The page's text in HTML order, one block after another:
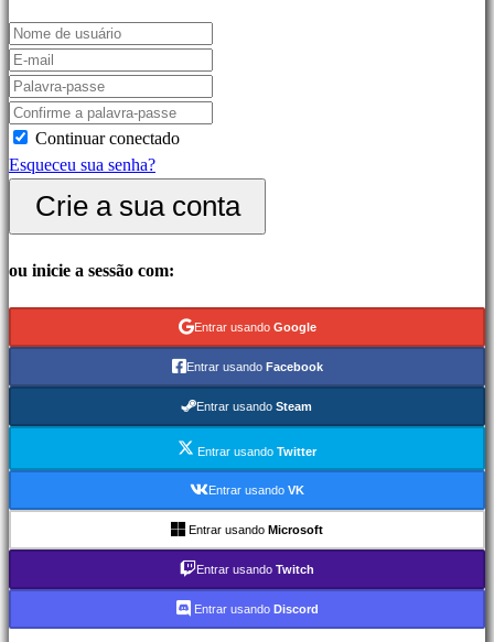
Jogos
Jogos
indie
Jogos
de
Jogos
puzzle
luta
Eventos
Noticias
Continuar conectado
Esqueceu sua senha?
Crie a sua conta
ou inicie a sessão com:
Entrar usando Google
Entrar usando Facebook
Entrar usando Steam
Entrar usando Twitter
Entrar usando VK
Entrar usando Microsoft
Entrar usando Twitch
Entrar usando Discord